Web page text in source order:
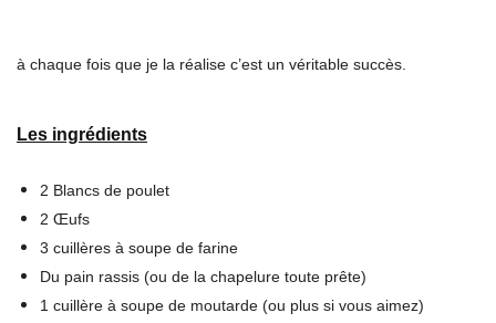
à chaque fois que je la réalise c’est un véritable succès.
Les ingrédients
2 Blancs de poulet
2 Œufs
3 cuillères à soupe de farine
Du pain rassis (ou de la chapelure toute prête)
1 cuillère à soupe de moutarde (ou plus si vous aimez)